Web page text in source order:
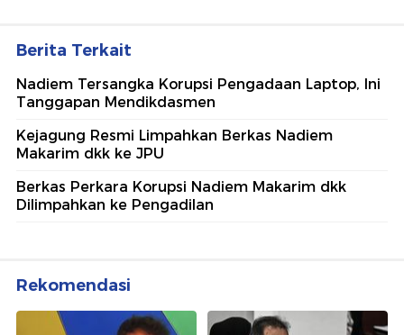
Berita Terkait
Nadiem Tersangka Korupsi Pengadaan Laptop, Ini
Tanggapan Mendikdasmen
Kejagung Resmi Limpahkan Berkas Nadiem
Makarim dkk ke JPU
Berkas Perkara Korupsi Nadiem Makarim dkk
Dilimpahkan ke Pengadilan
Rekomendasi